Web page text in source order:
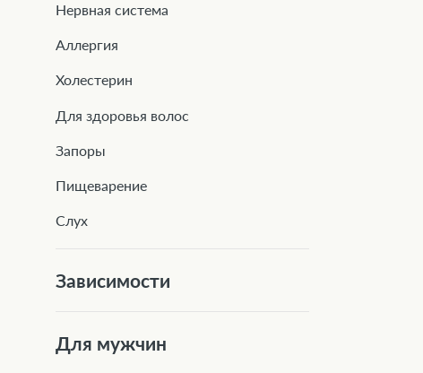
Нервная система
Аллергия
Холестерин
Для здоровья волос
Запоры
Пищеварение
Слух
Зависимости
Для мужчин